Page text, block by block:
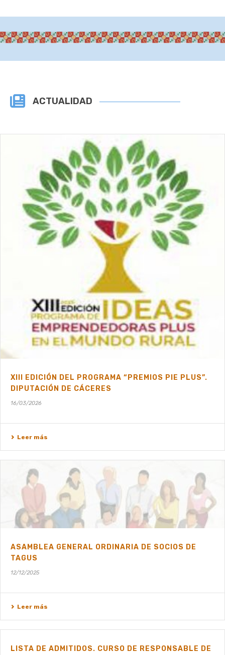
ACTUALIDAD
XIII EDICIÓN DEL PROGRAMA “PREMIOS PIE PLUS”.
DIPUTACIÓN DE CÁCERES
16/03/2026
Leer más
ASAMBLEA GENERAL ORDINARIA DE SOCIOS DE
TAGUS
12/12/2025
Leer más
LISTA DE ADMITIDOS. CURSO DE RESPONSABLE DE